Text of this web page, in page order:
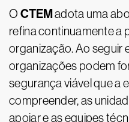
O CTEMadota uma
refina continuamente a
organização. Ao seguir
organizações podem
segurança viável que a
compreender, as
apoiar e as equipes